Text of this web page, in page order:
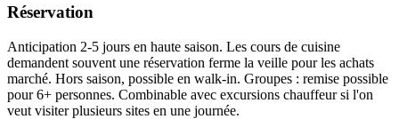
Réservation
Anticipation 2-5 jours en haute saison. Les cours de cuisine
demandent souvent une réservation ferme la veille pour les achats
marché. Hors saison, possible en walk-in. Groupes : remise possible
pour 6+ personnes. Combinable avec excursions chauffeur si l'on
veut visiter plusieurs sites en une journée.